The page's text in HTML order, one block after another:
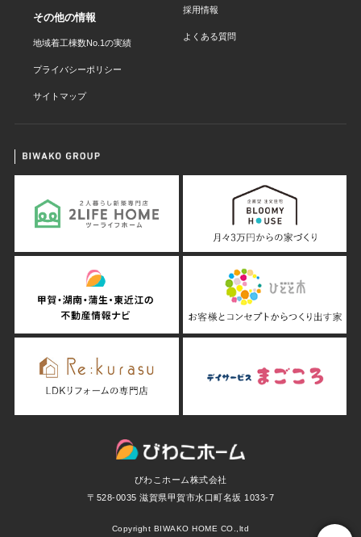
採用情報
よくある質問
その他の情報
地域着工棟数No.1の実績
プライバシーポリシー
サイトマップ
びわこホーム株式会社
〒528-0035 滋賀県甲賀市水口町名坂 1033-7
Copyright BIWAKO HOME CO.,ltd